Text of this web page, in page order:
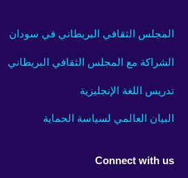
المجلس الثقافي البريطاني في سودان
الشراكة مع المجلس الثقافي البريطاني
تدريس اللغة الإنجليزية
البيان العالمي لسياسة الحماية
Connect with us